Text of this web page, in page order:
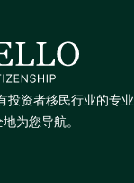
投资者移民行业的专业
为您导航。